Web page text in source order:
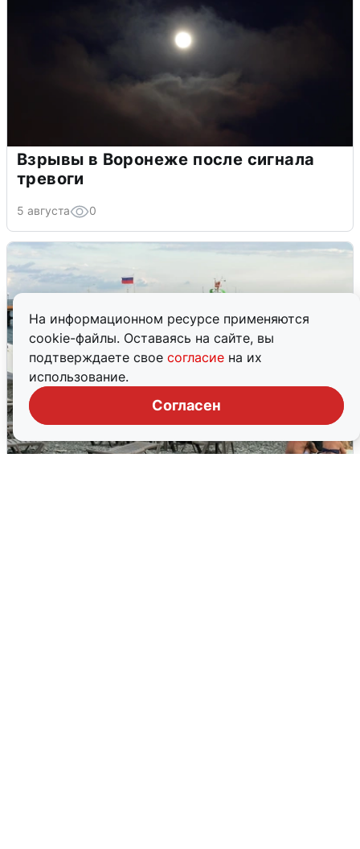
На информационном ресурсе применяются
cookie-файлы. Оставаясь на сайте, вы
подтверждаете свое согласие на их
использование.
Согласен
Взрывы в Воронеже после сигнала
тревоги
5 августа 0